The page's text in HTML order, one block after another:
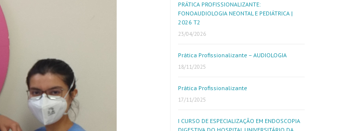
PRÁTICA PROFISSIONALIZANTE:
FONOAUDIOLOGIA NEONTAL E PEDIÁTRICA |
2026 T2
23/04/2026
Prática Profissionalizante – AUDIOLOGIA
18/11/2025
Prática Profissionalizante
17/11/2025
I CURSO DE ESPECIALIZAÇÃO EM ENDOSCOPIA